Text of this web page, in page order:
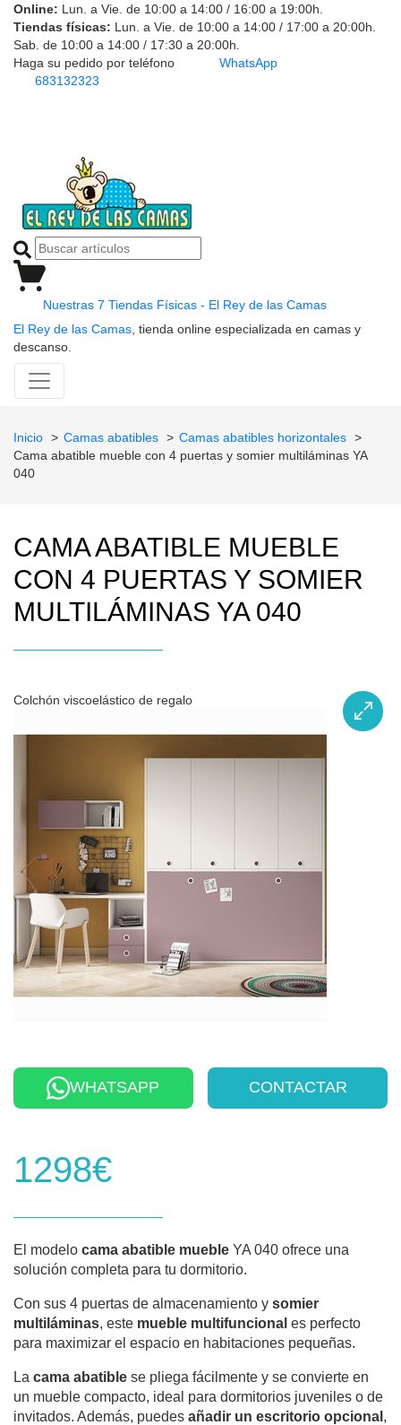
Online: Lun. a Vie. de 10:00 a 14:00 / 16:00 a 19:00h.
Tiendas físicas: Lun. a Vie. de 10:00 a 14:00 / 17:00 a 20:00h.
Sab. de 10:00 a 14:00 / 17:30 a 20:00h.
Haga su pedido por teléfono
683132323
WhatsApp
Nuestras 7 Tiendas Físicas - El Rey de las Camas
El Rey de las Camas , tienda online especializada en camas y
descanso.
Inicio Camas abatibles
Camas abatibles horizontales
Cama abatible mueble con 4 puertas y somier multiláminas YA
040
CAMA ABATIBLE MUEBLE
CON 4 PUERTAS Y SOMIER
MULTILÁMINAS YA 040
Colchón viscoelástico de regalo
WHATSAPP CONTACTAR
1298€
El modelo cama abatible mueble YA 040 ofrece una
solución completa para tu dormitorio.
Con sus 4 puertas de almacenamiento y somier
multiláminas, este mueble multifuncional es perfecto
para maximizar el espacio en habitaciones pequeñas.
La cama abatible se pliega fácilmente y se convierte en
un mueble compacto, ideal para dormitorios juveniles o de
invitados. Además, puedes añadir un escritorio opcional ,